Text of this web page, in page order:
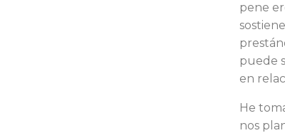
pene
puede
en
He
nos